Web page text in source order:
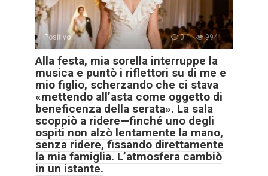
Positivo 0 994
Alla festa, mia sorella interruppe la
musica e puntò i riflettori su di me e
mio figlio, scherzando che ci stava
«mettendo all’asta come oggetto di
beneficenza della serata». La sala
scoppiò a ridere—finché uno degli
ospiti non alzò lentamente la mano,
senza ridere, fissando direttamente
la mia famiglia. L’atmosfera cambiò
in un istante.